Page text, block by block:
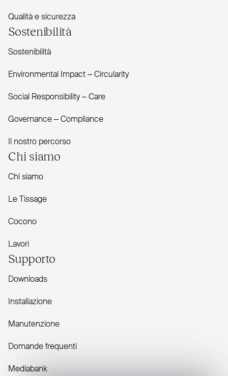
Qualità e sicurezza
Sostenibilità
Sostenibilità
Envi­ronmental Impact – Cir­cularity
Social Responsibility – Care
Governance – Com­pliance
Il nostro percorso
Chi siamo
Chi siamo
Le Tissage
Cocono
Lavori
Supporto
Downloads
Installazione
Manutenzione
Domande frequenti
Mediabank